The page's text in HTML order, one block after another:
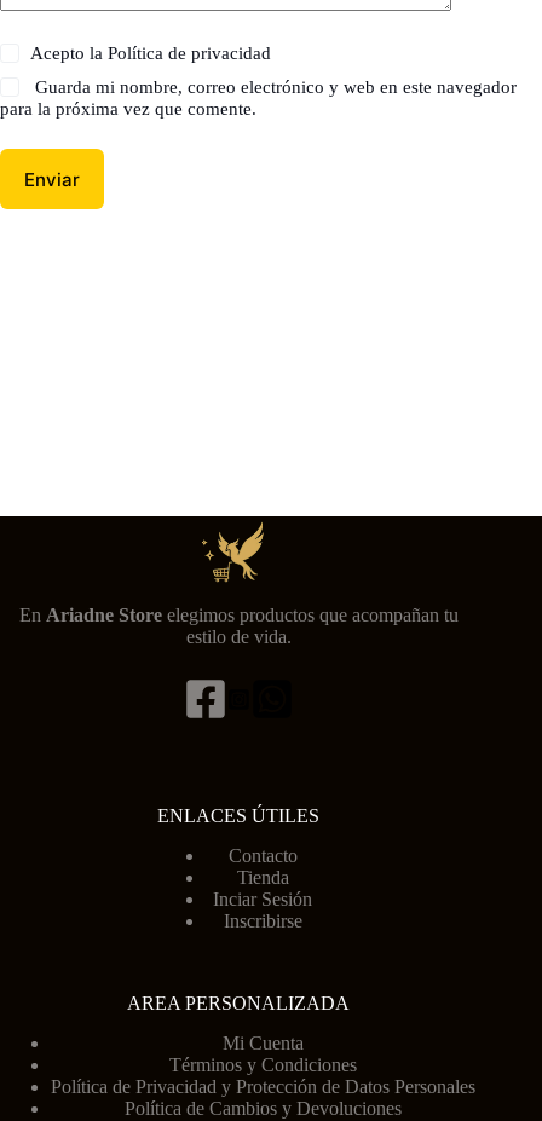
Acepto laPolítica de privacidad
Guarda mi nombre, correo electrónico y web en este navegador
para la próxima vez que comente.
Enviar
En Ariadne Store elegimos productos que acompañan tu
estilo de vida.
ENLACES ÚTILES
Contacto
Tienda
Inciar Sesión
Inscribirse
AREA PERSONALIZADA
Mi Cuenta
Términos y Condiciones
Política de Privacidad y Protección de Datos Personales
Política de Cambios y Devoluciones